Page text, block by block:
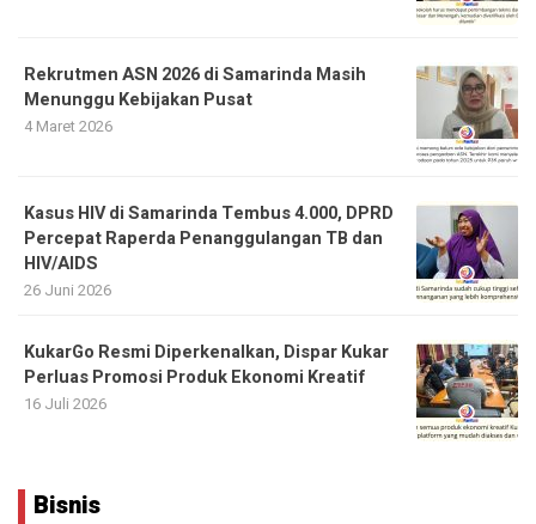
Rekrutmen ASN 2026 di Samarinda Masih
Menunggu Kebijakan Pusat
4 Maret 2026
Kasus HIV di Samarinda Tembus 4.000, DPRD
Percepat Raperda Penanggulangan TB dan
HIV/AIDS
26 Juni 2026
KukarGo Resmi Diperkenalkan, Dispar Kukar
Perluas Promosi Produk Ekonomi Kreatif
16 Juli 2026
Bisnis